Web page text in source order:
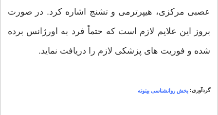
عصبی مرکزی، هیپرترمی و تشنج اشاره کرد. در صورت
بروز این علایم لازم است که حتماً فرد به اورژانس برده
شده و فوریت های پزشکی لازم را دریافت نماید.
گردآوری: بخش روانشناسی بیتوته